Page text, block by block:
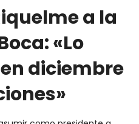
a la
«Lo
diciembre